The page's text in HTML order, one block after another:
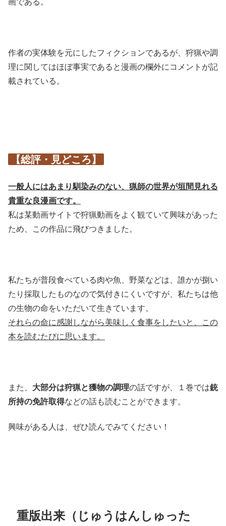
画である。
作者の実体験を元にしたフィクションであるが、狩猟や調
理に関してはほぼ事実であると漫画の欄外にコメントが記
載されている。
【総評・見どころ】
一般人にはあまり馴染みのない、猟師の世界が垣間見れる
貴重な良漫画です。
私は某動画サイトで狩猟動画をよく観ていて興味があった
ため、この作品に飛びつきました。
私たちが普段食べている肉や魚、野菜などは、誰かが捌い
たり採取したものなので気付きにくいですが、私たちは他
の生物の命をいただいて生きています。
それらの命に感謝しながら美味しく食事をしたいと、この
本を読むたびに思います。
また、 大部分は狩猟と獲物の調理の話ですが、１巻では銃
所持の免許取得などの話も読むことができます。
興味がある人は、ぜひ読んでみてください！
重版出来（じゅうはんしゅった